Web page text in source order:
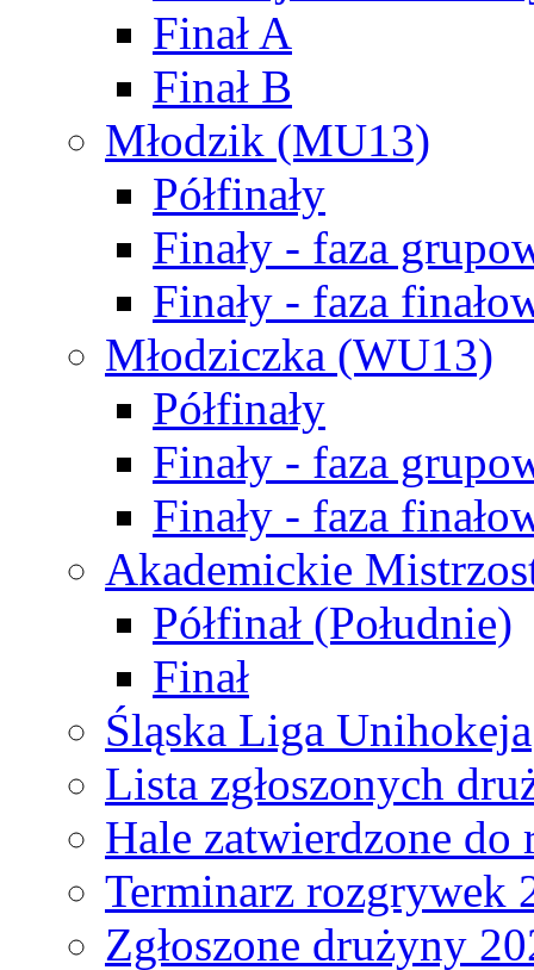
Finał A
Finał B
Młodzik (MU13)
Półfinały
Finały - faza
Finały - faza
Młodziczka (WU13)
Półfinały
Finały - faza
Finały - faza
Akademickie
Półfinał (Południe)
Finał
Śląska Liga Unihokeja
Lista zgłoszonych
Hale zatwierdzone do
Terminarz rozgrywek
Zgłoszone drużyny